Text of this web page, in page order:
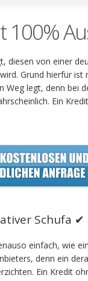
100%
diesen von einer
Grund hierfür ist
Weg legt, denn bei
Ein
Schufa
einfach, wie
denn ein
Ein Kredit